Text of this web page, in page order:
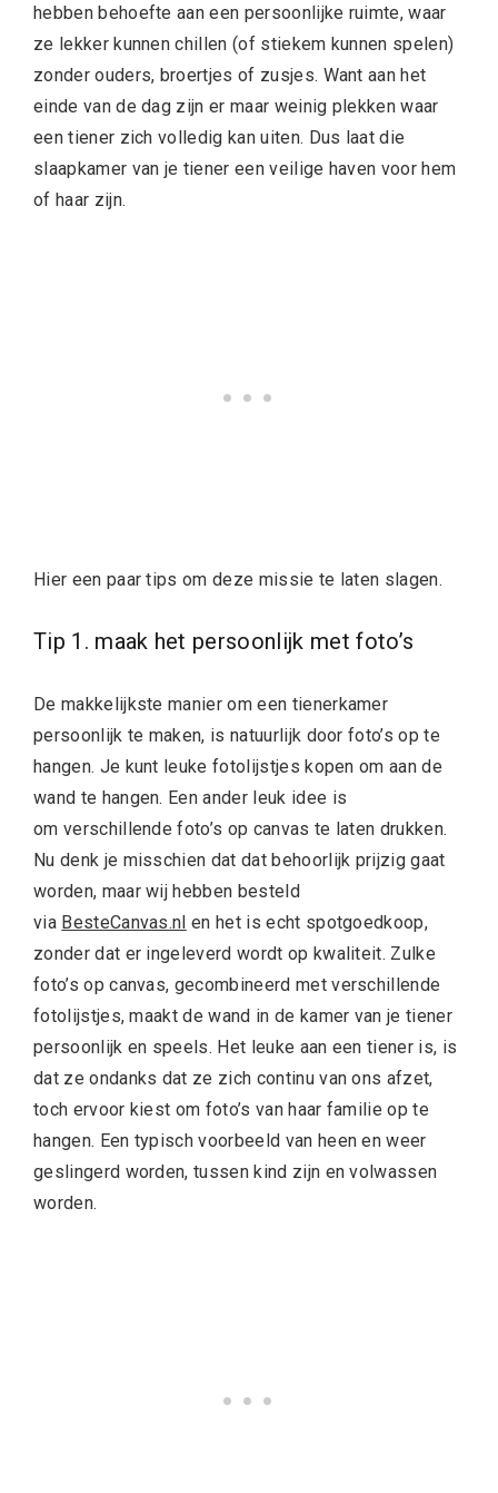
hebben behoefte aan een persoonlijke ruimte, waar
ze lekker kunnen chillen (of stiekem kunnen spelen)
zonder ouders, broertjes of zusjes. Want aan het
einde van de dag zijn er maar weinig plekken waar
een tiener zich volledig kan uiten. Dus laat die
slaapkamer van je tiener een veilige haven voor hem
of haar zijn.
Hier een paar tips om deze missie te laten slagen.
Tip 1. maak het persoonlijk met foto’s
De makkelijkste manier om een tienerkamer
persoonlijk te maken, is natuurlijk door foto’s op te
hangen. Je kunt leuke fotolijstjes kopen om aan de
wand te hangen. Een ander leuk idee is
om verschillende foto’s op canvas te laten drukken.
Nu denk je misschien dat dat behoorlijk prijzig gaat
worden, maar wij hebben besteld
via BesteCanvas.nl en het is echt spotgoedkoop,
zonder dat er ingeleverd wordt op kwaliteit. Zulke
foto’s op canvas, gecombineerd met verschillende
fotolijstjes, maakt de wand in de kamer van je tiener
persoonlijk en speels. Het leuke aan een tiener is, is
dat ze ondanks dat ze zich continu van ons afzet,
toch ervoor kiest om foto’s van haar familie op te
hangen. Een typisch voorbeeld van heen en weer
geslingerd worden, tussen kind zijn en volwassen
worden.